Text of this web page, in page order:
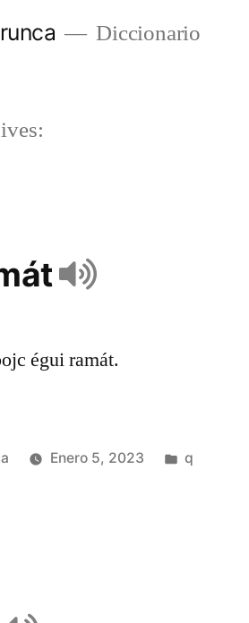
Diccionario
égui ramát.
Enero 5, 2023 q